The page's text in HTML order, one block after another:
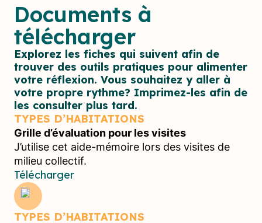
Documents à
télécharger
Explorez les fiches qui suivent afin de
trouver des outils pratiques pour alimenter
votre réflexion. Vous souhaitez y aller à
votre propre rythme? Imprimez-les afin de
les consulter plus tard.
TYPES D’HABITATIONS
Grille d’évaluation pour les visites
J’utilise cet aide-mémoire lors des visites de
milieu collectif.
Télécharger
TYPES D’HABITATIONS